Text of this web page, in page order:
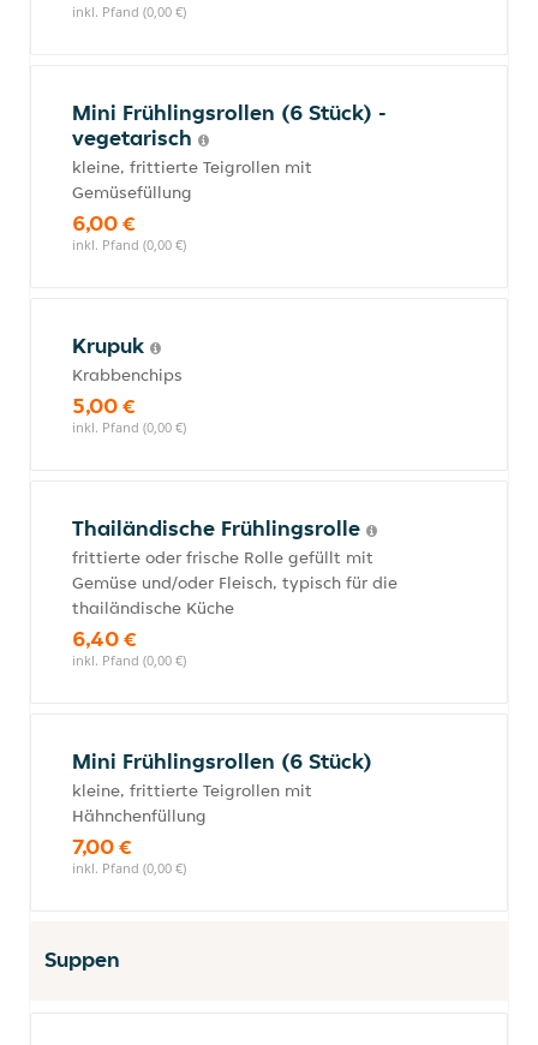
inkl. Pfand (0,00 €)
Mini Frühlingsrollen (6 Stück) -
vegetarisch
kleine, frittierte Teigrollen mit
Gemüsefüllung
6,00 €
inkl. Pfand (0,00 €)
Krupuk
Krabbenchips
5,00 €
inkl. Pfand (0,00 €)
Thailändische Frühlingsrolle
frittierte oder frische Rolle gefüllt mit
Gemüse und/oder Fleisch, typisch für die
thailändische Küche
6,40 €
inkl. Pfand (0,00 €)
Mini Frühlingsrollen (6 Stück)
kleine, frittierte Teigrollen mit
Hähnchenfüllung
7,00 €
inkl. Pfand (0,00 €)
Suppen